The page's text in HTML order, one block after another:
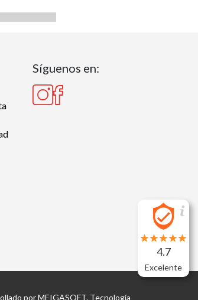
Síguenos en:
porMEIGASOFT. Tecnología
4.7
Excelente